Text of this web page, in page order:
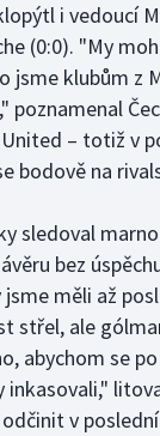
i vedoucí
(0:0). "My
jsme klubům z
poznamenal
– totiž v
bodově na
sledoval
bez
jsme měli až
střel, ale
abychom se
inkasovali,"
v